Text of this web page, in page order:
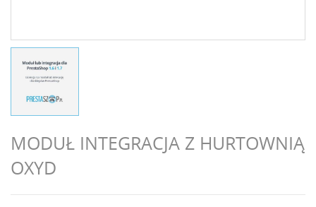
MODUŁ INTEGRACJA Z HURTOWNIĄ
OXYD